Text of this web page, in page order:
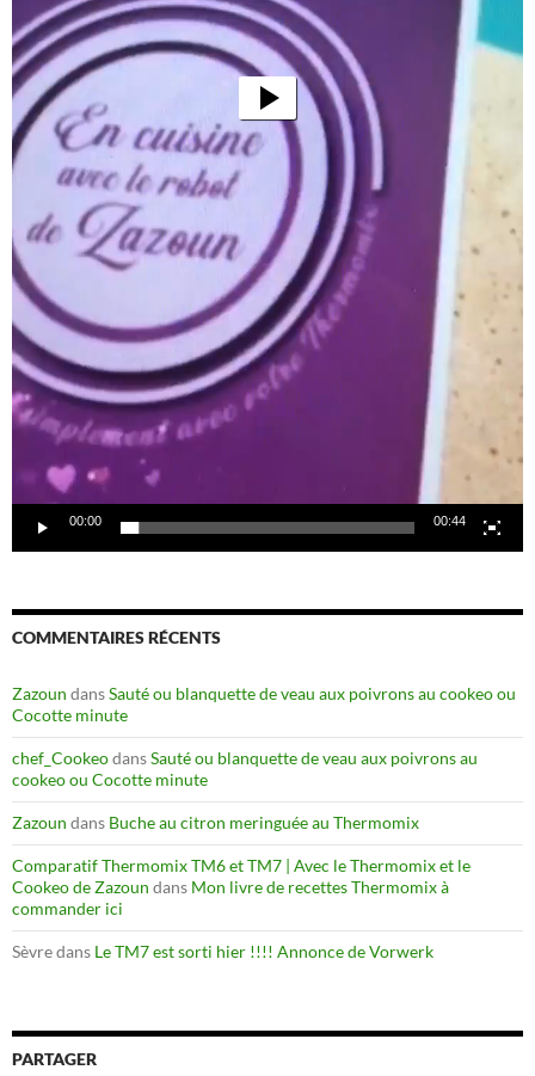
00:00 00:44
COMMENTAIRES RÉCENTS
Zazoun dansSauté ou blanquette de veau aux poivrons au cookeo ou
Cocotte minute
chef_CookeodansSauté ou blanquette de veau aux poivrons au
cookeo ou Cocotte minute
Zazoun dans Buche au citron meringuée au Thermomix
Comparatif Thermomix TM6 et TM7 | Avec le Thermomix et le
Cookeo de Zazoun dans Mon livre de recettes Thermomix à
commander ici
Sèvredans Le TM7 est sorti hier !!!! Annonce de Vorwerk
PARTAGER